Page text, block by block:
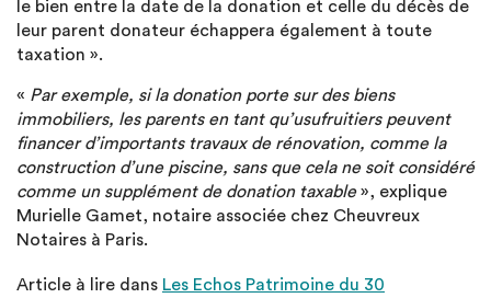
le bien entre la date de la donation et celle du décès de
leur parent donateur échappera également à toute
taxation ».
« Par exemple, si la donation porte sur des biens
immobiliers, les parents en tant qu’usufruitiers peuvent
financer d’importants travaux de rénovation, comme la
construction d’une piscine, sans que cela ne soit considéré
comme un supplément de donation taxable», explique
Murielle Gamet, notaire associée chez Cheuvreux
Notaires à Paris.
Article à lire dans Les Echos Patrimoine du 30